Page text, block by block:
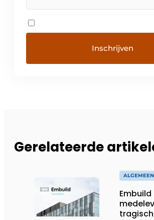
Gerelateerde
ALGEMEEN